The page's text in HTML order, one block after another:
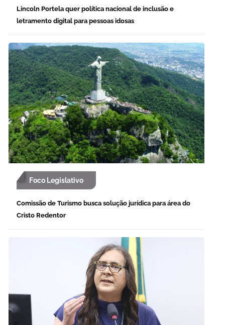
Lincoln Portela quer política nacional de inclusão e
letramento digital para pessoas idosas
Foco Legislativo
Comissão de Turismo busca solução jurídica para área do
Cristo Redentor